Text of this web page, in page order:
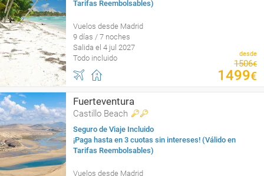
Tarifas Reembolsables)
Vuelos desde Madrid
9 días / 7 noches
Salida el 4 jul 2027
Todo incluido
desde
1506€
1499€
Fuerteventura
Castillo Beach
Seguro de Viaje Incluido
¡Paga hasta en 3 cuotas sin intereses! (Válido en
Tarifas Reembolsables)
Vuelos desde Madrid